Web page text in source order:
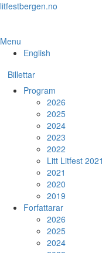
Skip
content
litfestbergen.no
Menu
English
Billettar
Program
2026
2025
2024
2023
2022
Litt Litfest 2021
2021
2020
2019
Forfattarar
2026
2025
2024